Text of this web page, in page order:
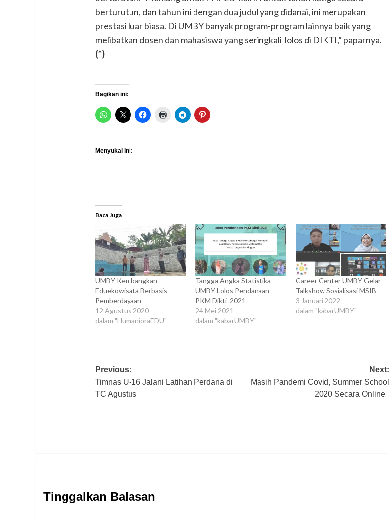
berturutun, dan tahun ini dengan dua judul yang didanai, ini merupakan
prestasi luar biasa. Di UMBY banyak program-program lainnya baik yang
melibatkan dosen dan mahasiswa yang seringkali lolos di DIKTI,” paparnya.
(*)
Bagikan ini:
Menyukai ini:
Baca Juga
UMBY Kembangkan
Eduekowisata Berbasis
Pemberdayaan
12 Agustus 2020
dalam "HumanioraEDU"
Tangga Angka Statistika
UMBY Lolos Pendanaan
PKM Dikti 2021
24 Mei 2021
dalam "kabarUMBY"
Career Center UMBY Gelar
Talkshow Sosialisasi MSIB
3 Januari 2022
dalam "kabarUMBY"
Post
navigation
Previous:
Timnas U-16 Jalani Latihan Perdana di
TC Agustus
Next:
Masih Pandemi Covid, Summer School
2020 Secara Online
Tinggalkan Balasan